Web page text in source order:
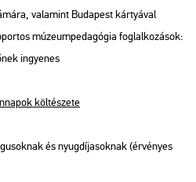
valamint Budapest kártyával
múzeumpedagógia foglalkozások:
ingyenes
költészete
és nyugdíjasoknak (érvényes